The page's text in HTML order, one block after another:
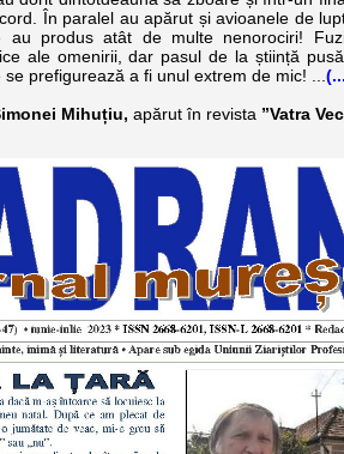
În paralel au apărut și avioanele de
au produs atât de multe nenorociri!
ale omenirii, dar pasul de la știință
prefigurează a fi unul extrem de mic! ...
Mihuțiu, apărut în revista ”Vatra